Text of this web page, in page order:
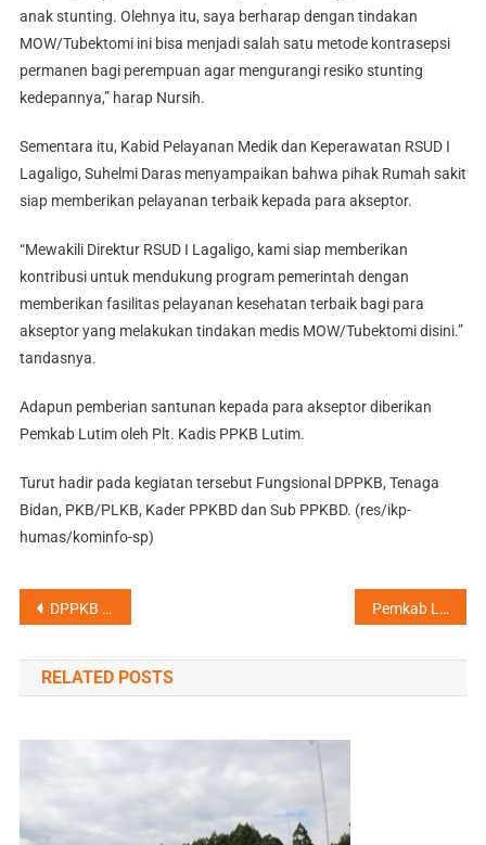
anak stunting. Olehnya itu, saya berharap dengan tindakan
MOW/Tubektomi ini bisa menjadi salah satu metode kontrasepsi
permanen bagi perempuan agar mengurangi resiko stunting
kedepannya,” harap Nursih.
Sementara itu, Kabid Pelayanan Medik dan Keperawatan RSUD I
Lagaligo, Suhelmi Daras menyampaikan bahwa pihak Rumah sakit
siap memberikan pelayanan terbaik kepada para akseptor.
“Mewakili Direktur RSUD I Lagaligo, kami siap memberikan
kontribusi untuk mendukung program pemerintah dengan
memberikan fasilitas pelayanan kesehatan terbaik bagi para
akseptor yang melakukan tindakan medis MOW/Tubektomi disini.”
tandasnya.
Adapun pemberian santunan kepada para akseptor diberikan
Pemkab Lutim oleh Plt. Kadis PPKB Lutim.
Turut hadir pada kegiatan tersebut Fungsional DPPKB, Tenaga
Bidan, PKB/PLKB, Kader PPKBD dan Sub PPKBD. (res/ikp-
humas/kominfo-sp)
Navigasi
pos
DPPKB Lutim Gelar Sosialisasi “Menjadi Orang Tua Hebat” untuk Kader BKB Pemkab Lutim dan BPS Canangkan Desa Baruga Sebagai Desa Cantik 2025
RELATED POSTS